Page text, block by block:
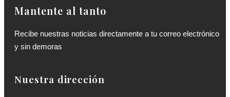
Mantente al tanto
Recibe nuestras noticias directamente a tu correo electrónico
y sin demoras
Nuestra dirección